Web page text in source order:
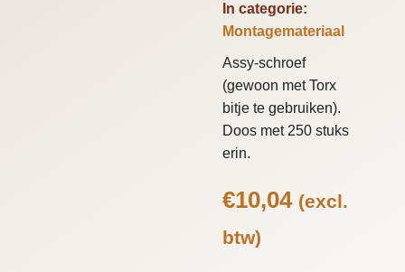
In categorie:
Montagemateriaal
Assy-schroef
(gewoon met Torx
bitje te gebruiken).
Doos met 250 stuks
erin.
€10,04 (excl.
btw)